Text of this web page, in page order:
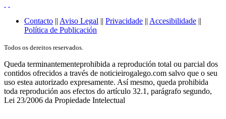
Contacto || Aviso Legal || Privacidade || Accesibilidade ||
Política de Publicación
Todos os dereitos reservados.
Queda terminantementeprohibida a reprodución total ou parcial dos
contidos ofrecidos a través de noticieirogalego.com salvo que o seu
uso estea autorizado expresamente. Así mesmo, queda prohibida
toda reprodución aos efectos do artículo 32.1, parágrafo segundo,
Lei 23/2006 da Propiedade Intelectual